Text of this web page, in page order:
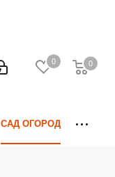
0 0
0
САД ОГОРОД